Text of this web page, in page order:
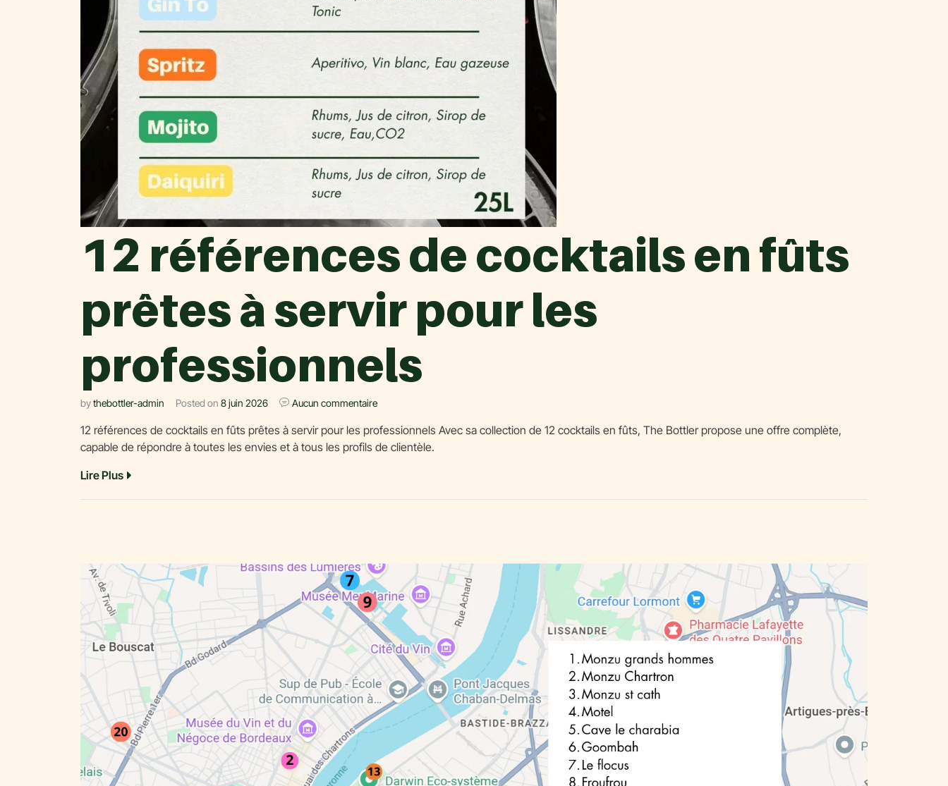
12 références de cocktails en fûts
prêtes à servir pour les
professionnels
bythebottler-admin Posted on 8 juin 2026 Aucun commentaire
12 références de cocktails en fûts prêtes à servir pour les professionnels Avec sa collection de 12 cocktails en fûts, The Bottler propose une offre complète,
capable de répondre à toutes les envies et à tous les profils de clientèle.
Lire Plus